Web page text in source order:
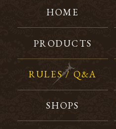
HOME
PRODUCTS
RULES / Q&A
SHOPS